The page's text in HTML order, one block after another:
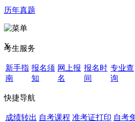
历年真题
X
考生服务
新手指
南
报名须
知
网上报
名
报名时
间
专业查
询
快捷导航
成绩转出 自考课程 准考证打印 自考